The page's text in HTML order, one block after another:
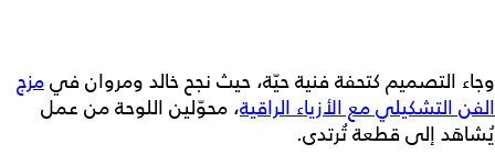
وجاء التصميم كتحفة فنية حيّة، حيث نجح خالد ومروان فيمزج
الفن التشكيلي مع الأزياء الراقية، محوّلين اللوحة من عمل
يُشاهَد إلى قطعة تُرتدى.